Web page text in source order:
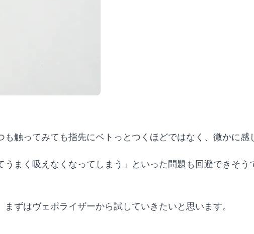
触ってみても指先にベトっとつくほどではなく、微かに感
まく吸えなくなってしまう」といった問題も回避できそ
ずはヴェポライザーから試していきたいと思います。